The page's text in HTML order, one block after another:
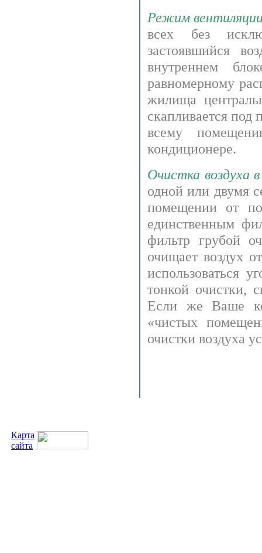
Режим
всех без
застоявшийся
внутреннем
равномерному
жилища
скапливается под
всему
кондиционере.
Очистка воздуха
одной или двумя
помещении от
единственным
фильтр грубой
очищает воздух
использоваться
тонкой очистки,
Если же Ваше
«чистых
очистки воздуха
Карта
сайта